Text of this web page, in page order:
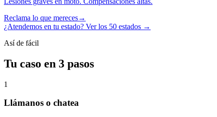
Reclama lo que mereces→
¿Atendemos en tu estado? Ver los 50 estados →
Así de fácil
Tu caso en 3 pasos
1
Llámanos o chatea